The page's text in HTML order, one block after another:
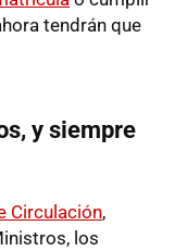
tendrán que
y siempre
Circulación,
los